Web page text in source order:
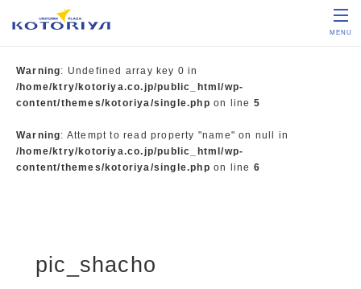
MENU
Warning: Undefined array key 0 in
/home/ktry/kotoriya.co.jp/public_html/wp-
content/themes/kotoriya/single.php on line 5
Warning: Attempt to read property "name" on null in
/home/ktry/kotoriya.co.jp/public_html/wp-
content/themes/kotoriya/single.php on line 6
pic_shacho